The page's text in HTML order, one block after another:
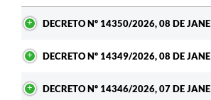
DECRETO Nº 14350/2026, 08 DE
DECRETO Nº 14349/2026, 08 DE
DECRETO Nº 14346/2026, 07 DE